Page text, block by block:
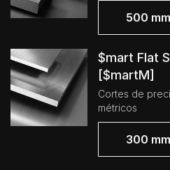
500 mm
$mart Flat
[$martM]
Cortes de
métricos
300 mm